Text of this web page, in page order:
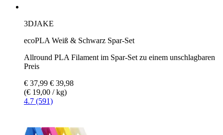
3DJAKE
ecoPLA Weiß & Schwarz Spar-Set
Allround PLA Filament im Spar-Set zu einem unschlagbaren
Preis
€ 37,99 € 39,98
(€ 19,00 / kg)
4.7 (591)